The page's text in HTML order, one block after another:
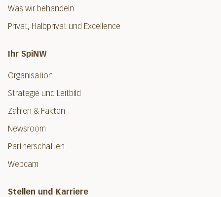
Was wir behandeln
Privat, Halbprivat und Excellence
Ihr SpiNW
Organisation
Strategie und Leitbild
Zahlen & Fakten
Newsroom
Partnerschaften
Webcam
Stellen und Karriere